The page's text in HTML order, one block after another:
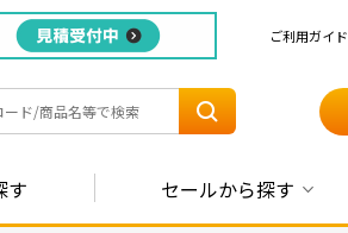
ご利用ガイド
す セールから探す